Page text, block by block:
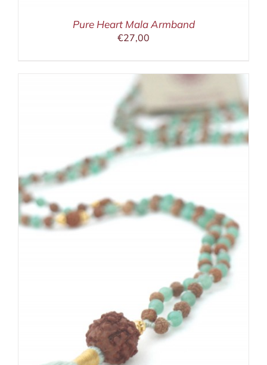
Pure Heart Mala Armband
€27,00